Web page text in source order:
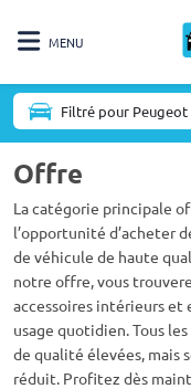
MENU
Filtré pour Peugeot
Offre
La catégorie principale
l’opportunité d’acheter
de véhicule de haute
notre offre, vous
accessoires intérieurs et
usage quotidien. Tous
de qualité élevées, mais
réduit. Profitez dès